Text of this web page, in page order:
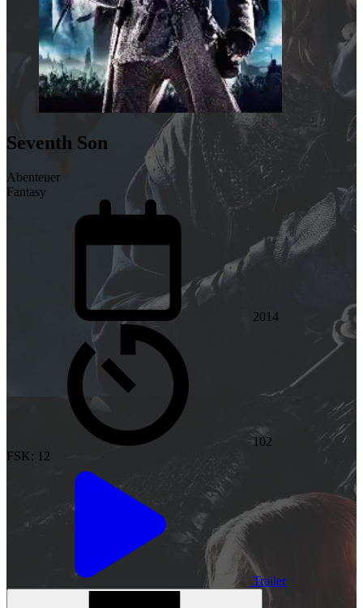
Seventh Son
Abenteuer
Fantasy
2014
102
FSK: 12
Trailer